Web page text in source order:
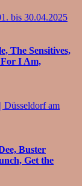
bis 30.04.2025
The Sensitives,
For I Am,
| Düsseldorf am
Buster
Get the